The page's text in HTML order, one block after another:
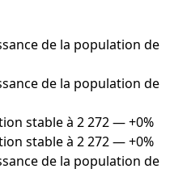
de la population de
de la population de
stable à 2 272 — +0%
stable à 2 272 — +0%
de la population de